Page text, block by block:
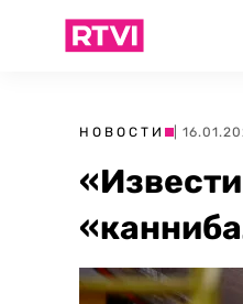
НОВОСТИ |